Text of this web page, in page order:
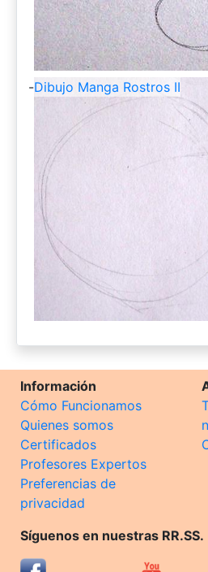
-Dibujo Manga Rostros II
Información
Cómo Funcionamos
Quienes somos
Certificados
Profesores Expertos
Preferencias de
privacidad
Síguenos en nuestras RR.SS.